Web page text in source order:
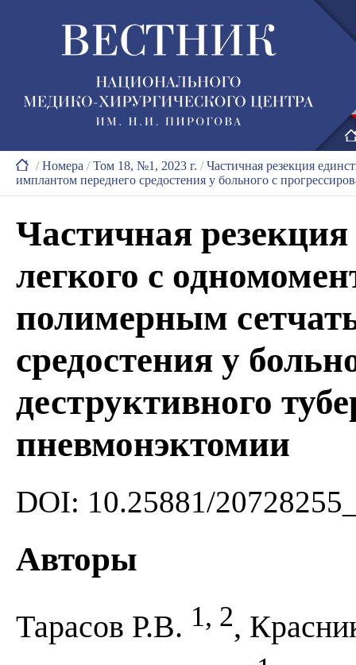
/Номера /Том 18, №1, 2023 г. /Частичная резекция
имплантом переднего средостения у больного c
Частичная резекция
легкого с
полимерным
средостения у
деструктивного
пневмонэктомии
DOI: 10.25881/
Авторы
Тарасов Р.В. 1, 2,